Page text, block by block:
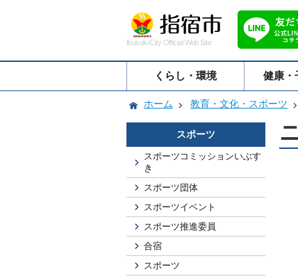
Ibusuki City Official Web Site
くらし・環境 健康・
ホーム 教育・文化・スポーツ
スポーツ
スポーツコミッションいぶす
き
スポーツ団体
スポーツイベント
スポーツ推進委員
合宿
スポーツ